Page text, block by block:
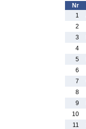
Nr
1
2
3
4
5
6
7
8
9
10
11